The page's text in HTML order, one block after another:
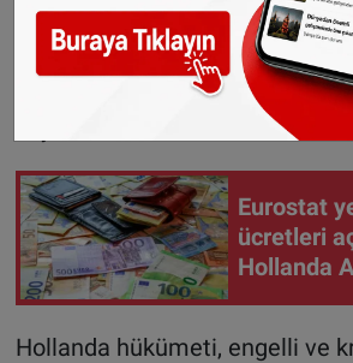
kişilerin ek maliyetler nedeniyle
duydukları sağlık hizmetlerini
tamamen vazgeçmek zorunda
Eurostat
ücretleri
Hollanda
Hollanda hükümeti, engelli ve